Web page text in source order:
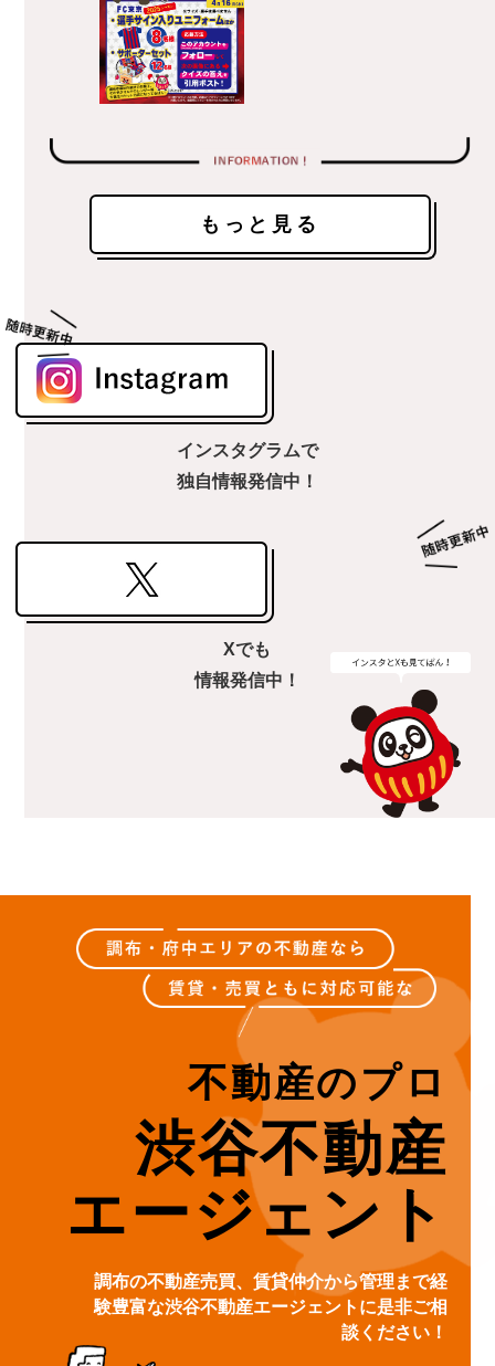
もっと見る
インスタグラムで
独自情報発信中！
Xでも
情報発信中！
不動産のプロ
渋谷不動産
エージェント
調布の不動産売買、賃貸仲介から管理まで経
験豊富な渋谷不動産エージェントに是非ご相
談ください！